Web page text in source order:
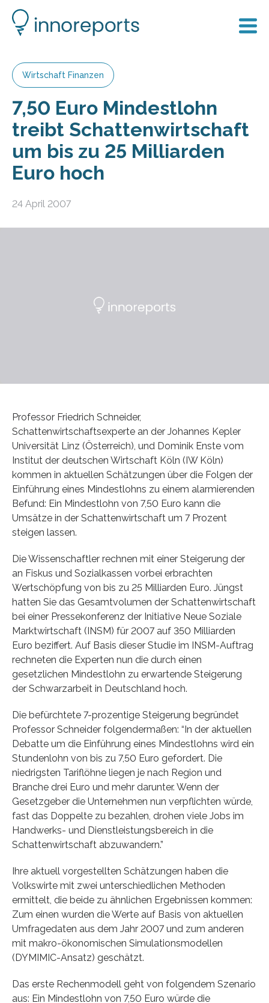
Wirtschaft Finanzen
7,50 Euro Mindestlohn
treibt Schattenwirtschaft
um bis zu 25 Milliarden
Euro hoch
24 April 2007
Professor Friedrich Schneider,
Schattenwirtschaftsexperte an der Johannes Kepler
Universität Linz (Österreich), und Dominik Enste vom
Institut der deutschen Wirtschaft Köln (IW Köln)
kommen in aktuellen Schätzungen über die Folgen der
Einführung eines Mindestlohns zu einem alarmierenden
Befund: Ein Mindestlohn von 7,50 Euro kann die
Umsätze in der Schattenwirtschaft um 7 Prozent
steigen lassen.
Die Wissenschaftler rechnen mit einer Steigerung der
an Fiskus und Sozialkassen vorbei erbrachten
Wertschöpfung von bis zu 25 Milliarden Euro. Jüngst
hatten Sie das Gesamtvolumen der Schattenwirtschaft
bei einer Pressekonferenz der Initiative Neue Soziale
Marktwirtschaft (INSM) für 2007 auf 350 Milliarden
Euro beziffert. Auf Basis dieser Studie im INSM-Auftrag
rechneten die Experten nun die durch einen
gesetzlichen Mindestlohn zu erwartende Steigerung
der Schwarzarbeit in Deutschland hoch.
Die befürchtete 7-prozentige Steigerung begründet
Professor Schneider folgendermaßen: “In der aktuellen
Debatte um die Einführung eines Mindestlohns wird ein
Stundenlohn von bis zu 7,50 Euro gefordert. Die
niedrigsten Tariflöhne liegen je nach Region und
Branche drei Euro und mehr darunter. Wenn der
Gesetzgeber die Unternehmen nun verpflichten würde,
fast das Doppelte zu bezahlen, drohen viele Jobs im
Handwerks- und Dienstleistungsbereich in die
Schattenwirtschaft abzuwandern.”
Ihre aktuell vorgestellten Schätzungen haben die
Volkswirte mit zwei unterschiedlichen Methoden
ermittelt, die beide zu ähnlichen Ergebnissen kommen:
Zum einen wurden die Werte auf Basis von aktuellen
Umfragedaten aus dem Jahr 2007 und zum anderen
mit makro-ökonomischen Simulationsmodellen
(DYMIMIC-Ansatz) geschätzt.
Das erste Rechenmodell geht von folgendem Szenario
aus: Ein Mindestlohn von 7,50 Euro würde die